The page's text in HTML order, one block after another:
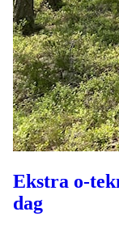
Ekstra o-
dag